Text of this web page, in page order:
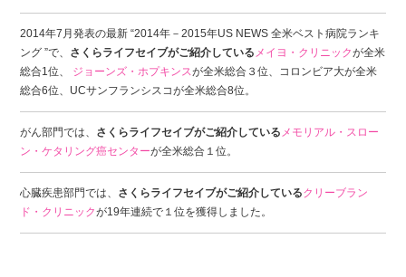
2014年7月発表の最新 “2014年－2015年US NEWS 全米ベスト病院ランキ
ング ”で、 さくらライフセイブがご紹介している メイヨ・クリニックが全米
総合1位、 ジョーンズ・ホプキンスが全米総合３位、コロンビア大が全米
総合6位、UCサンフランシスコが全米総合8位。
がん部門では、 さくらライフセイブがご紹介している メモリアル・スロー
ン・ケタリング癌センターが全米総合１位。
心臓疾患部門では、 さくらライフセイブがご紹介しているクリーブラン
ド・クリニックが19年連続で１位を獲得しました。